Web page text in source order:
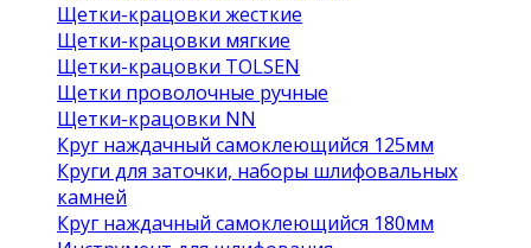
Щетки-крацовки жесткие
Щетки-крацовки мягкие
Щетки-крацовки TOLSEN
Щетки проволочные ручные
Щетки-крацовки NN
Круг наждачный самоклеющийся 125мм
Круги для заточки, наборы шлифовальных
камней
Круг наждачный самоклеющийся 180мм